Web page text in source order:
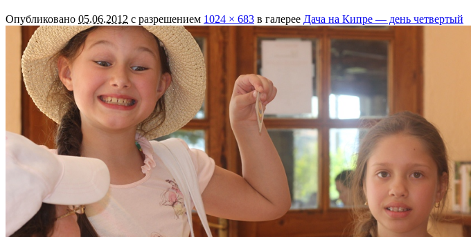
Опубликовано 05.06.2012 с разрешением 1024 × 683 в галерее Дача на Кипре — день четвертый